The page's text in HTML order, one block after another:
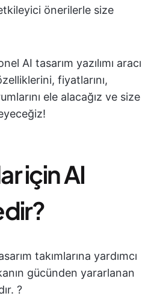
etkileyici önerilerle size
AI tasarım yazılımı aracı
fiyatlarını,
ele alacağız ve size
için AI
takımlarına yardımcı
gücünden yararlanan
?